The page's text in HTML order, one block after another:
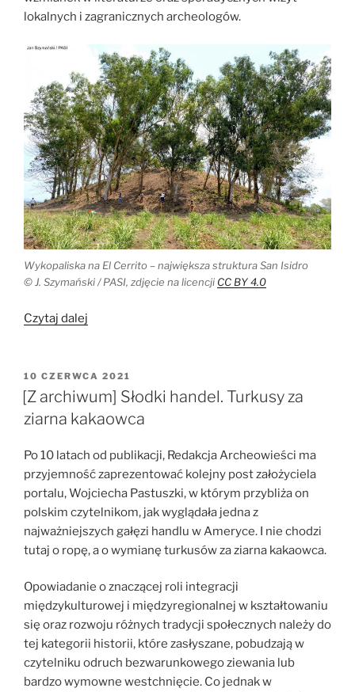
lokalnych i zagranicznych archeologów.
Wykopaliska na El Cerrito – największa struktura San Isidro
© J. Szymański / PASI, zdjęcie na licencji CC BY 4.0
Czytaj dalej
Mezoameryki”
OPUBLIKOWANE
W
10 CZERWCA 2021
[Z archiwum] Słodki handel. Turkusy za
ziarna kakaowca
Po 10 latach od publikacji, Redakcja Archeowieści ma
przyjemność zaprezentować kolejny post założyciela
portalu, Wojciecha Pastuszki, w którym przybliża on
polskim czytelnikom, jak wyglądała jedna z
najważniejszych gałęzi handlu w Ameryce. I nie chodzi
tutaj o ropę, a o wymianę turkusów za ziarna kakaowca.
Opowiadanie o znaczącej roli integracji
międzykulturowej i międzyregionalnej w kształtowaniu
się oraz rozwoju różnych tradycji społecznych należy do
tej kategorii historii, które zasłyszane, pobudzają w
czytelniku odruch bezwarunkowego ziewania lub
bardzo wymowne westchnięcie. Co jednak w